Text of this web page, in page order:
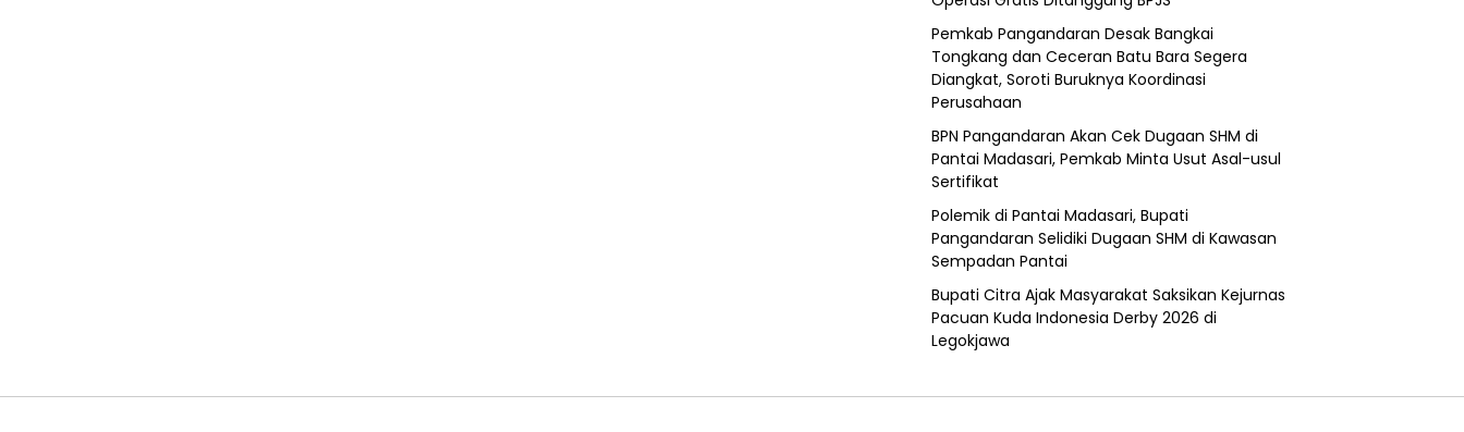
Pemkab Pangandaran Desak Bangkai
Tongkang dan Ceceran Batu Bara Segera
Diangkat, Soroti Buruknya Koordinasi
Perusahaan
BPN Pangandaran Akan Cek Dugaan SHM di
Pantai Madasari, Pemkab Minta Usut Asal-usul
Sertifikat
Polemik di Pantai Madasari, Bupati
Pangandaran Selidiki Dugaan SHM di Kawasan
Sempadan Pantai
Bupati Citra Ajak Masyarakat Saksikan Kejurnas
Pacuan Kuda Indonesia Derby 2026 di
Legokjawa